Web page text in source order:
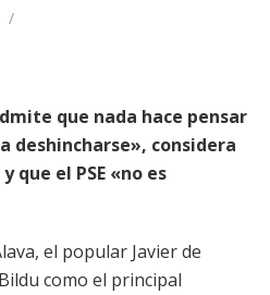
/
que nada hace pensar
deshincharse», considera
que el PSE «no es
el popular Javier de
como el principal